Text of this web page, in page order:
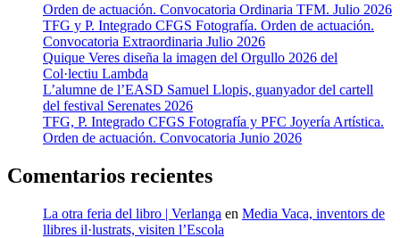
Orden de actuación. Convocatoria Ordinaria TFM. Julio 2026
TFG y P. Integrado CFGS Fotografía. Orden de actuación.
Convocatoria Extraordinaria Julio 2026
Quique Veres diseña la imagen del Orgullo 2026 del
Col·lectiu Lambda
L’alumne de l’EASD Samuel Llopis, guanyador del cartell
del festival Serenates 2026
TFG, P. Integrado CFGS Fotografía y PFC Joyería Artística.
Orden de actuación. Convocatoria Junio 2026
Comentarios recientes
La otra feria del libro | Verlanga en Media Vaca, inventors de
llibres il·lustrats, visiten l’Escola